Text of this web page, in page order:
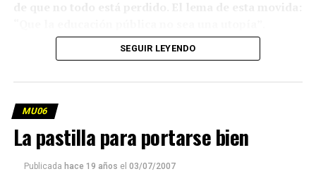
SEGUIR LEYENDO
MU06
La pastilla para portarse bien
Publicada hace 19 años el 03/07/2007